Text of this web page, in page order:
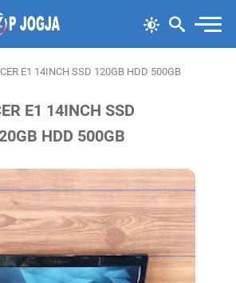
E1 14INCH SSD 120GB HDD 500GB
E1 14INCH SSD
HDD 500GB